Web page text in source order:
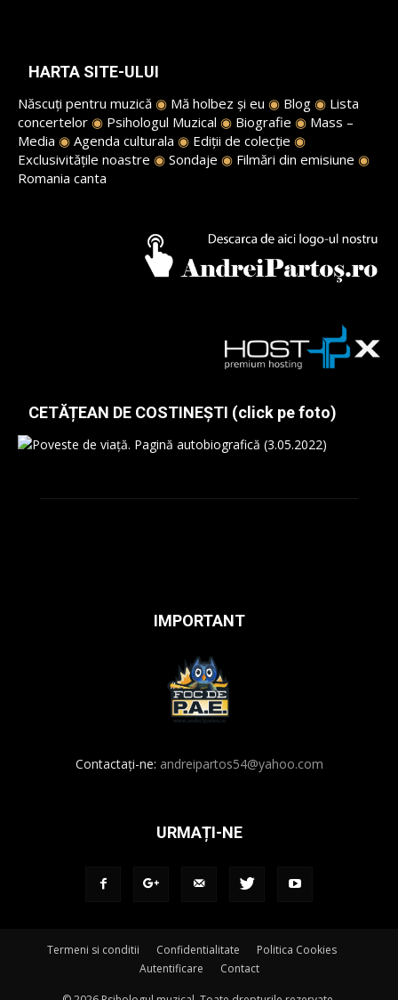
HARTA SITE-ULUI
Născuți pentru muzică ◉ Mă holbez și eu ◉ Blog ◉ Lista
concertelor ◉ Psihologul Muzical ◉ Biografie ◉ Mass –
Media ◉ Agenda culturala ◉ Ediții de colecție ◉
Exclusivitățile noastre ◉ Sondaje ◉ Filmări din emisiune ◉
Romania canta
CETĂȚEAN DE COSTINEȘTI (click pe foto)
IMPORTANT
Contactați-ne: andreipartos54@yahoo.com
URMAȚI-NE
Termeni si conditii Confidentialitate
Politica Cookies
Autentificare
Contact